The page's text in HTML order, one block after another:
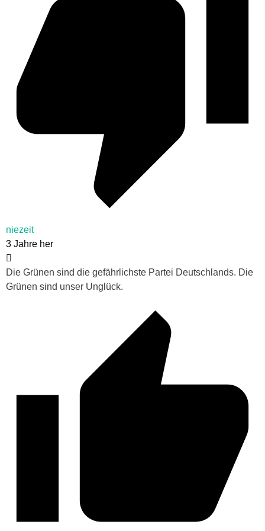
niezeit
3 Jahre her
Die Grünen sind die gefährlichste Partei Deutschlands. Die
Grünen sind unser Unglück.